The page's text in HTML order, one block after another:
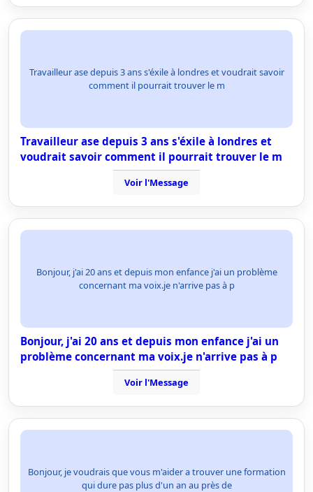
Travailleur ase depuis 3 ans s'éxile à londres et voudrait savoir
comment il pourrait trouver le m
Travailleur ase depuis 3 ans s'éxile à londres et
voudrait savoir comment il pourrait trouver le m
Voir l'Message
Bonjour, j'ai 20 ans et depuis mon enfance j'ai un problème
concernant ma voix.je n'arrive pas à p
Bonjour, j'ai 20 ans et depuis mon enfance j'ai un
problème concernant ma voix.je n'arrive pas à p
Voir l'Message
Bonjour, je voudrais que vous m'aider a trouver une formation
qui dure pas plus d'un an au près de